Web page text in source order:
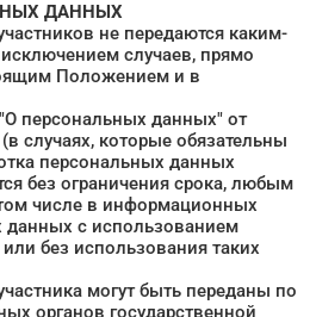
ДАННЫХ
не передаются каким-
случаев, прямо
Положением и в
персональных данных" от
случаях, которые обязательны
персональных данных
без ограничения срока, любым
числе в информационных
данных с использованием
без использования таких
могут быть переданы по
органов государственной